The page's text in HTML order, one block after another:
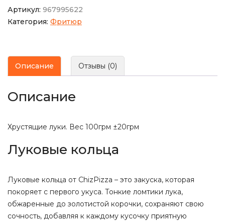
Артикул: 967995622
Категория: Фритюр
Описание Отзывы (0)
Описание
Хрустящие луки. Вес 100грм ±20грм
Луковые кольца
Луковые кольца от ChizPizza – это закуска, которая
покоряет с первого укуса. Тонкие ломтики лука,
обжаренные до золотистой корочки, сохраняют свою
сочность, добавляя к каждому кусочку приятную